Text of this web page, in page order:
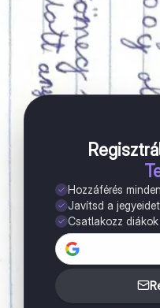
Hozzáférés
Javítsd a jegyeidet
Csatlakozz